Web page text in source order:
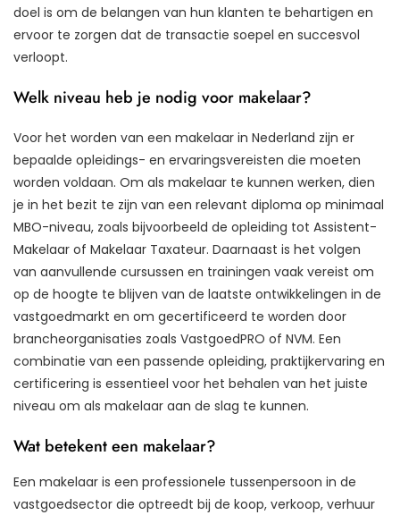
doel is om de belangen van hun klanten te behartigen en
ervoor te zorgen dat de transactie soepel en succesvol
verloopt.
Welk niveau heb je nodig voor makelaar?
Voor het worden van een makelaar in Nederland zijn er
bepaalde opleidings- en ervaringsvereisten die moeten
worden voldaan. Om als makelaar te kunnen werken, dien
je in het bezit te zijn van een relevant diploma op minimaal
MBO-niveau, zoals bijvoorbeeld de opleiding tot Assistent-
Makelaar of Makelaar Taxateur. Daarnaast is het volgen
van aanvullende cursussen en trainingen vaak vereist om
op de hoogte te blijven van de laatste ontwikkelingen in de
vastgoedmarkt en om gecertificeerd te worden door
brancheorganisaties zoals VastgoedPRO of NVM. Een
combinatie van een passende opleiding, praktijkervaring en
certificering is essentieel voor het behalen van het juiste
niveau om als makelaar aan de slag te kunnen.
Wat betekent een makelaar?
Een makelaar is een professionele tussenpersoon in de
vastgoedsector die optreedt bij de koop, verkoop, verhuur